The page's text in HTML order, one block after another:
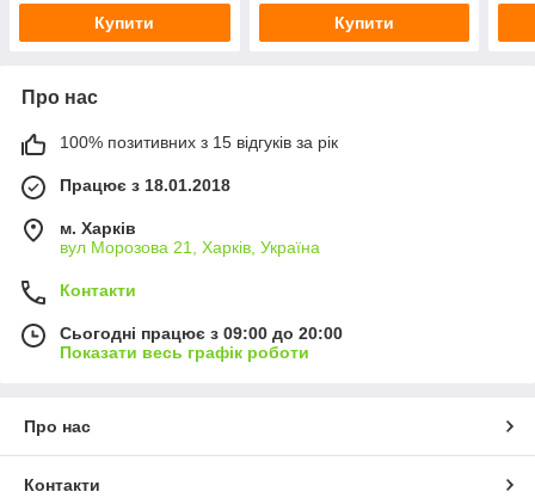
Купити Купити
Про нас
100% позитивних з 15 відгуків за рік
Працює з 18.01.2018
м. Харків
вул Морозова 21, Харків, Україна
Контакти
Сьогодні працює з 09:00 до 20:00
Показати весь графік роботи
Про нас
Контакти